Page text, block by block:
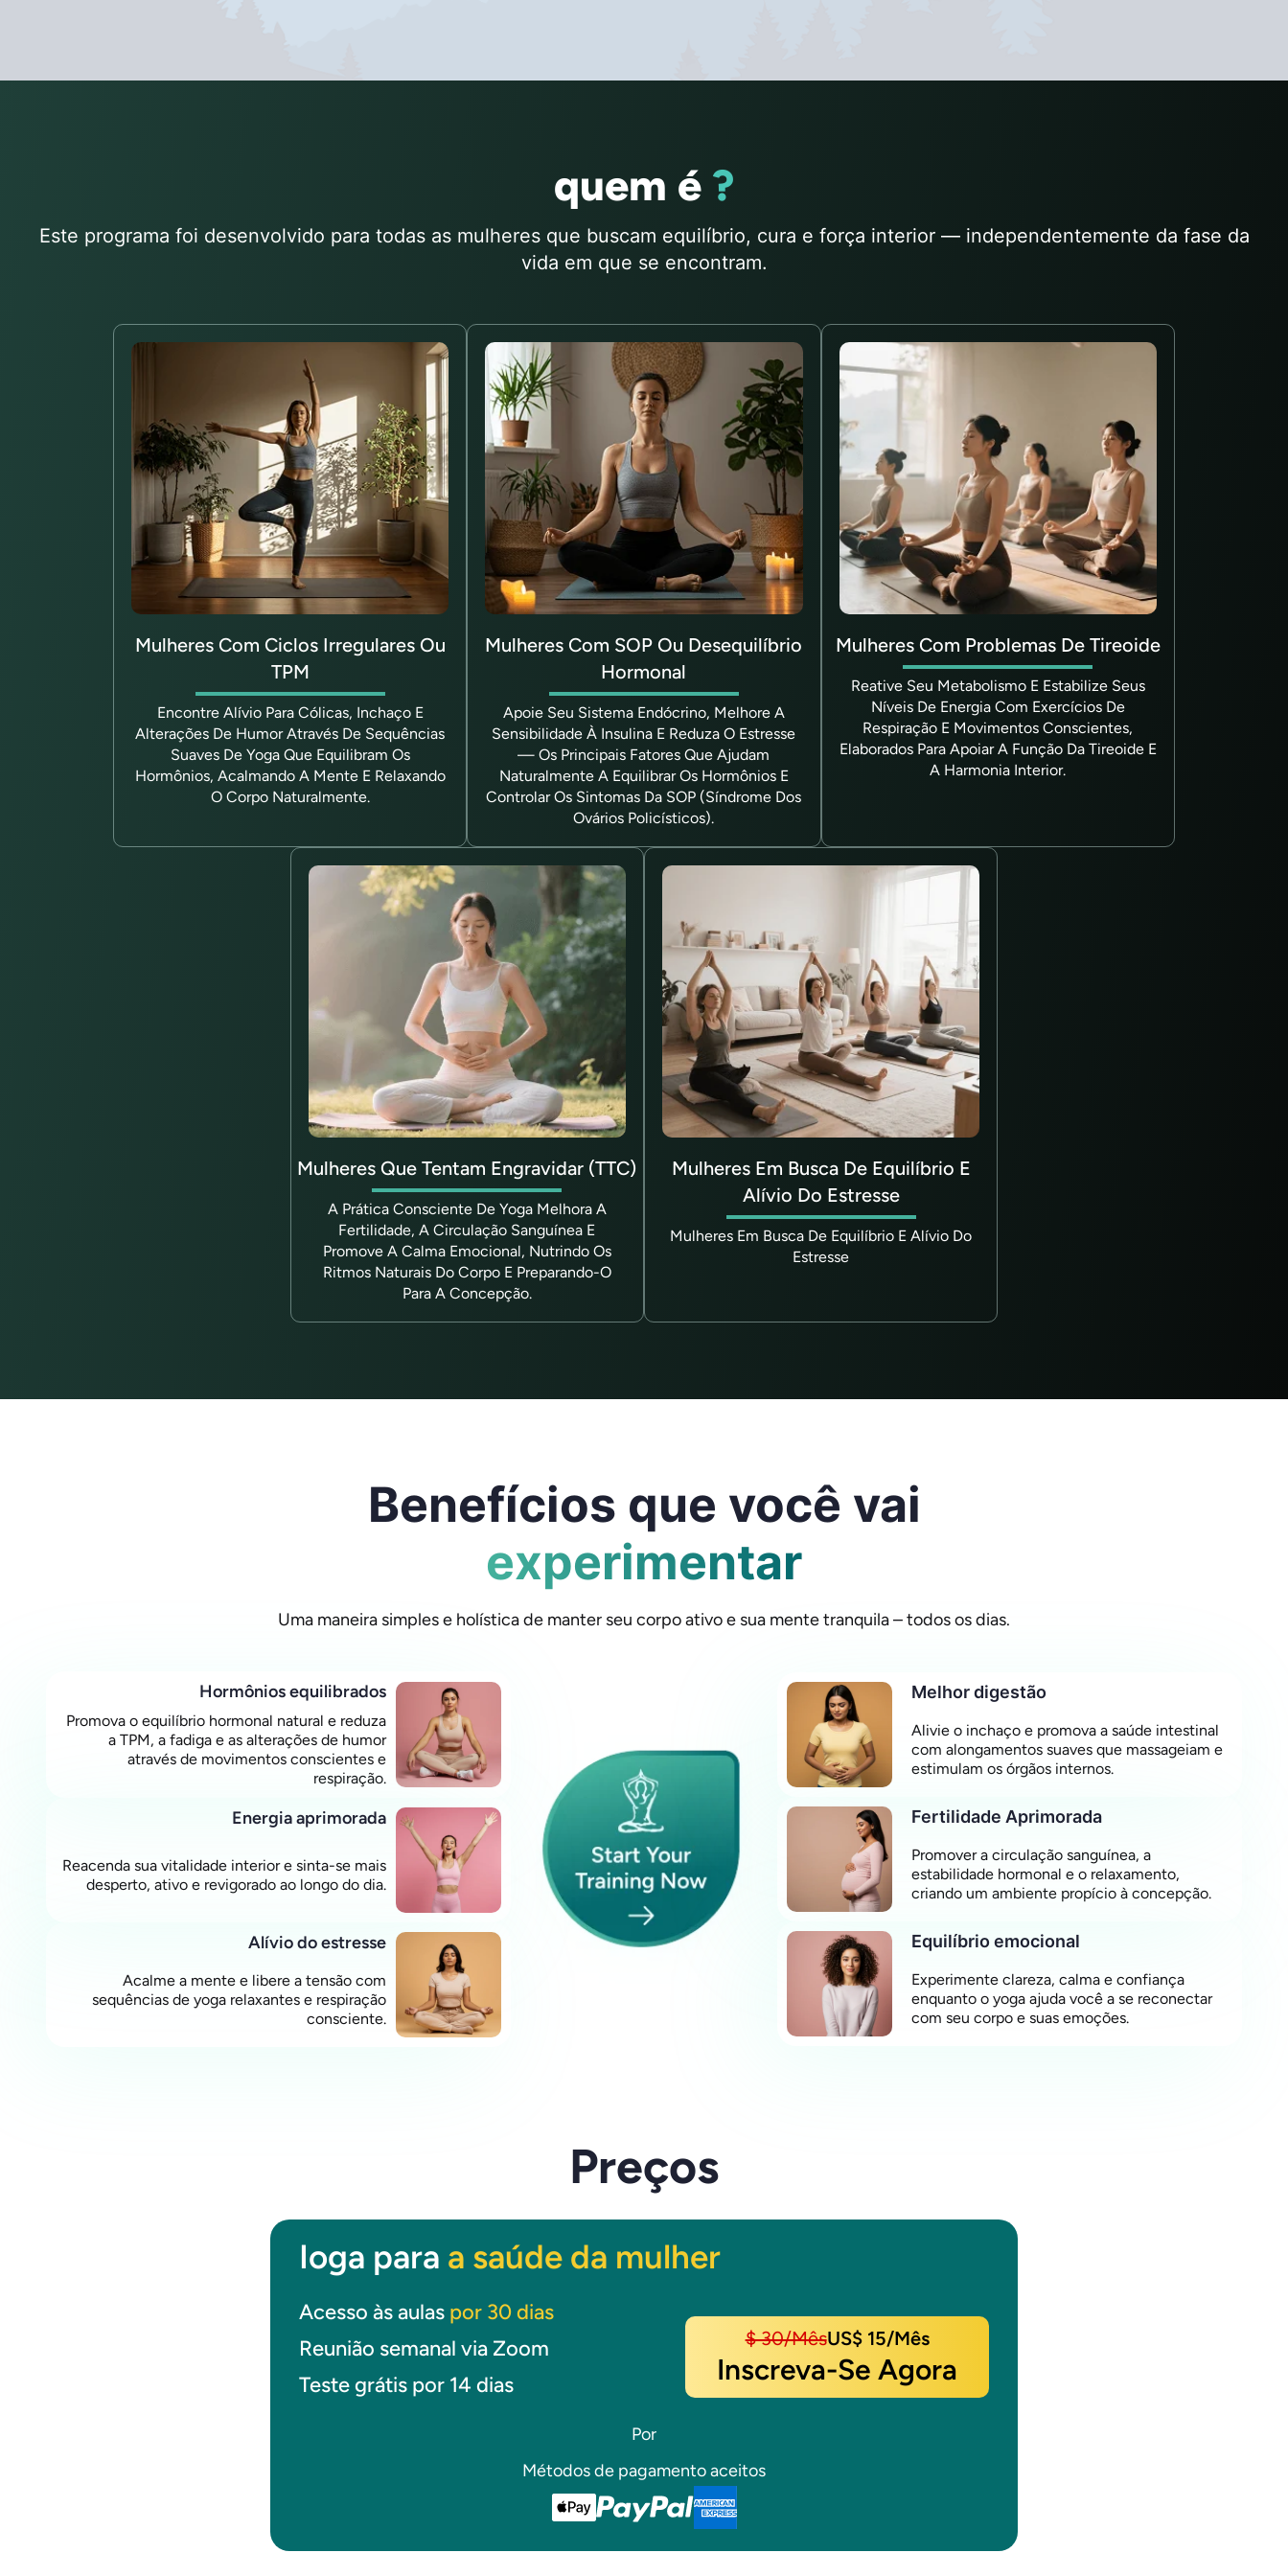
quem é ?
Este programa foi desenvolvido para todas as mulheres que buscam equilíbrio, cura e força interior — independentemente da fase da
vida em que se encontram.
Mulheres Com Ciclos Irregulares Ou
TPM
Encontre Alívio Para Cólicas, Inchaço E
Alterações De Humor Através De Sequências
Suaves De Yoga Que Equilibram Os
Hormônios, Acalmando A Mente E Relaxando
O Corpo Naturalmente.
Mulheres Com SOP Ou Desequilíbrio
Hormonal
Apoie Seu Sistema Endócrino, Melhore A
Sensibilidade À Insulina E Reduza O Estresse
— Os Principais Fatores Que Ajudam
Naturalmente A Equilibrar Os Hormônios E
Controlar Os Sintomas Da SOP (Síndrome Dos
Ovários Policísticos).
Mulheres Com Problemas De Tireoide
Reative Seu Metabolismo E Estabilize Seus
Níveis De Energia Com Exercícios De
Respiração E Movimentos Conscientes,
Elaborados Para Apoiar A Função Da Tireoide E
A Harmonia Interior.
Mulheres Que Tentam Engravidar (TTC)
A Prática Consciente De Yoga Melhora A
Fertilidade, A Circulação Sanguínea E
Promove A Calma Emocional, Nutrindo Os
Ritmos Naturais Do Corpo E Preparando-O
Para A Concepção.
Mulheres Em Busca De Equilíbrio E
Alívio Do Estresse
Mulheres Em Busca De Equilíbrio E Alívio Do
Estresse
Benefícios que você vai
experimentar
Uma maneira simples e holística de manter seu corpo ativo e sua mente tranquila – todos os dias.
Hormônios equilibrados
Promova o equilíbrio hormonal natural e reduza
a TPM, a fadiga e as alterações de humor
através de movimentos conscientes e
respiração.
Energia aprimorada
Reacenda sua vitalidade interior e sinta-se mais
desperto, ativo e revigorado ao longo do dia.
Alívio do estresse
Acalme a mente e libere a tensão com
sequências de yoga relaxantes e respiração
consciente.
Melhor digestão
Alivie o inchaço e promova a saúde intestinal
com alongamentos suaves que massageiam e
estimulam os órgãos internos.
Fertilidade Aprimorada
Promover a circulação sanguínea, a
estabilidade hormonal e o relaxamento,
criando um ambiente propício à concepção.
Equilíbrio emocional
Experimente clareza, calma e confiança
enquanto o yoga ajuda você a se reconectar
com seu corpo e suas emoções.
Preços
Ioga para a saúde da mulher
Acesso às aulas por 30 dias
Reunião semanal via Zoom
Teste grátis por 14 dias
$ 30/mêsUS$ 15/mês
Inscreva-Se Agora
Por
Métodos de pagamento aceitos